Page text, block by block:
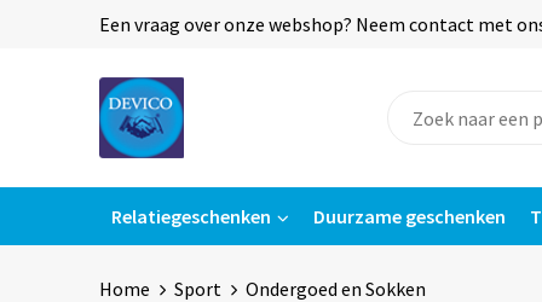
Een vraag over onze webshop? Neem contact met
Relatiegeschenken Duurzame geschenken
Home Sport Ondergoed en Sokken